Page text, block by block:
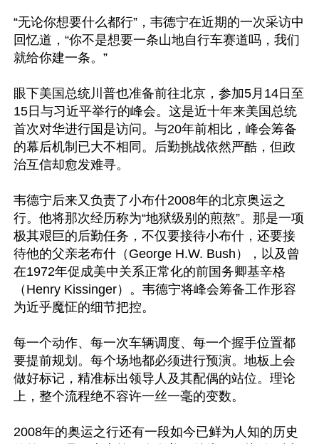
“无论你想要什么都行”，韦德宁在近期的一次采访中
回忆道，“你不是想要一条山地自行车赛道吗，我们
就给你建一条。”
眼下美国总统川普也准备前往北京，参加5月14日至
15日与习近平举行的峰会。这是近十年来美国总统
首次对华进行国是访问。与20年前相比，峰会筹备
的幕后机制已大不相同。后勤挑战依然严酷，但政
治互信却愈发难寻。
韦德宁后来又负责了小布什2008年的北京奥运之
行。他将那次经历称为“地狱级别的煎熬”。那是一项
极其艰巨的后勤任务，不仅要接待小布什，还要接
待他的父亲老布什（George H.W. Bush），以及曾
在1972年促成美中关系正常化的前国务卿基辛格
（Henry Kissinger）。韦德宁将峰会筹备工作形容
为近乎魔怔的细节把控。
每一个动作、每一次车辆调度、每一个握手位置都
要提前规划。每个场地都必须进行预演。地板上会
做好标记，精准标出领导人及其配偶的站位。理论
上，整个流程绝不容许一丝一毫的变数。
2008年的奥运之行还有一段如今已鲜为人知的历史